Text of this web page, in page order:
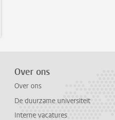
Over ons
Over ons
De duurzame universiteit
Interne vacatures